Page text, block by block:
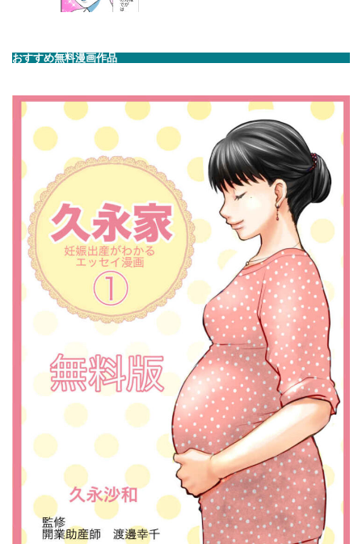
おすすめ無料漫画作品